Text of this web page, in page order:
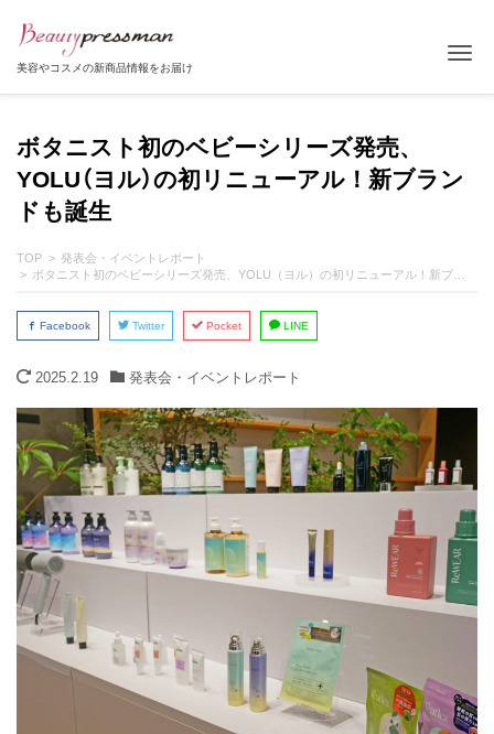
美容やコスメの新商品情報をお届け
ボタニスト初のベビーシリーズ発売、
YOLU（ヨル）の初リニューアル！新ブラン
ドも誕生
TOP
発表会・イベントレポート
ボタニスト初のベビーシリーズ発売、YOLU（ヨル）の初リニューアル！新ブランドも誕生
Facebook Twitter Pocket LINE
2025.2.19 発表会・イベントレポート